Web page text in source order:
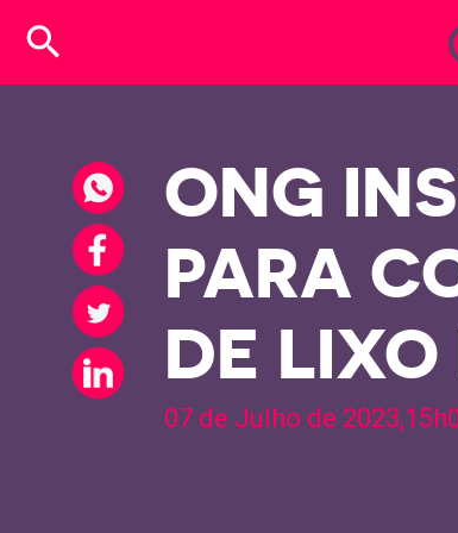
search
ONG
PARA
DE
07 de Julho de